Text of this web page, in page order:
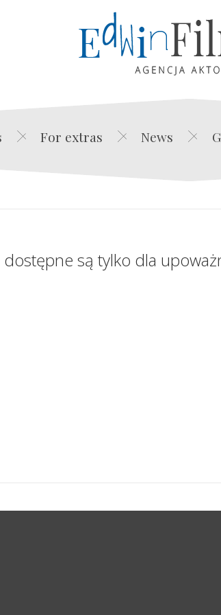
For extras News
są tylko dla